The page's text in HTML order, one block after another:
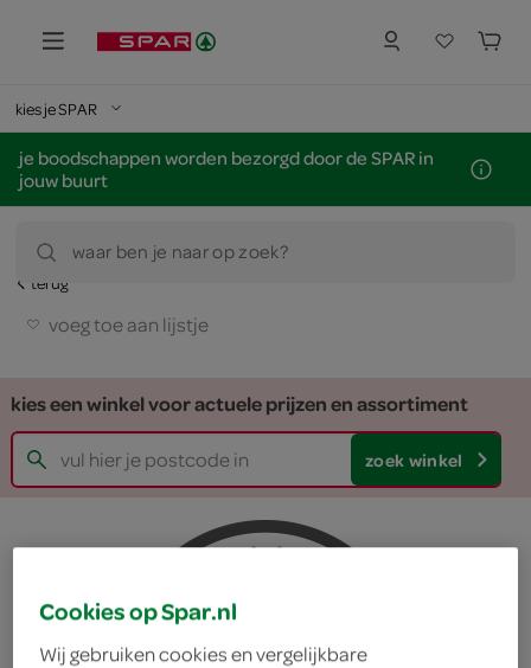
kies je SPAR
je boodschappen worden bezorgd door de SPAR in
jouw buurt
waar ben je naar op zoek?
terug
voeg toe aan lijstje
kies een winkel voor actuele prijzen en assortiment
zoek winkel
Cookies op Spar.nl
Wij gebruiken cookies en vergelijkbare